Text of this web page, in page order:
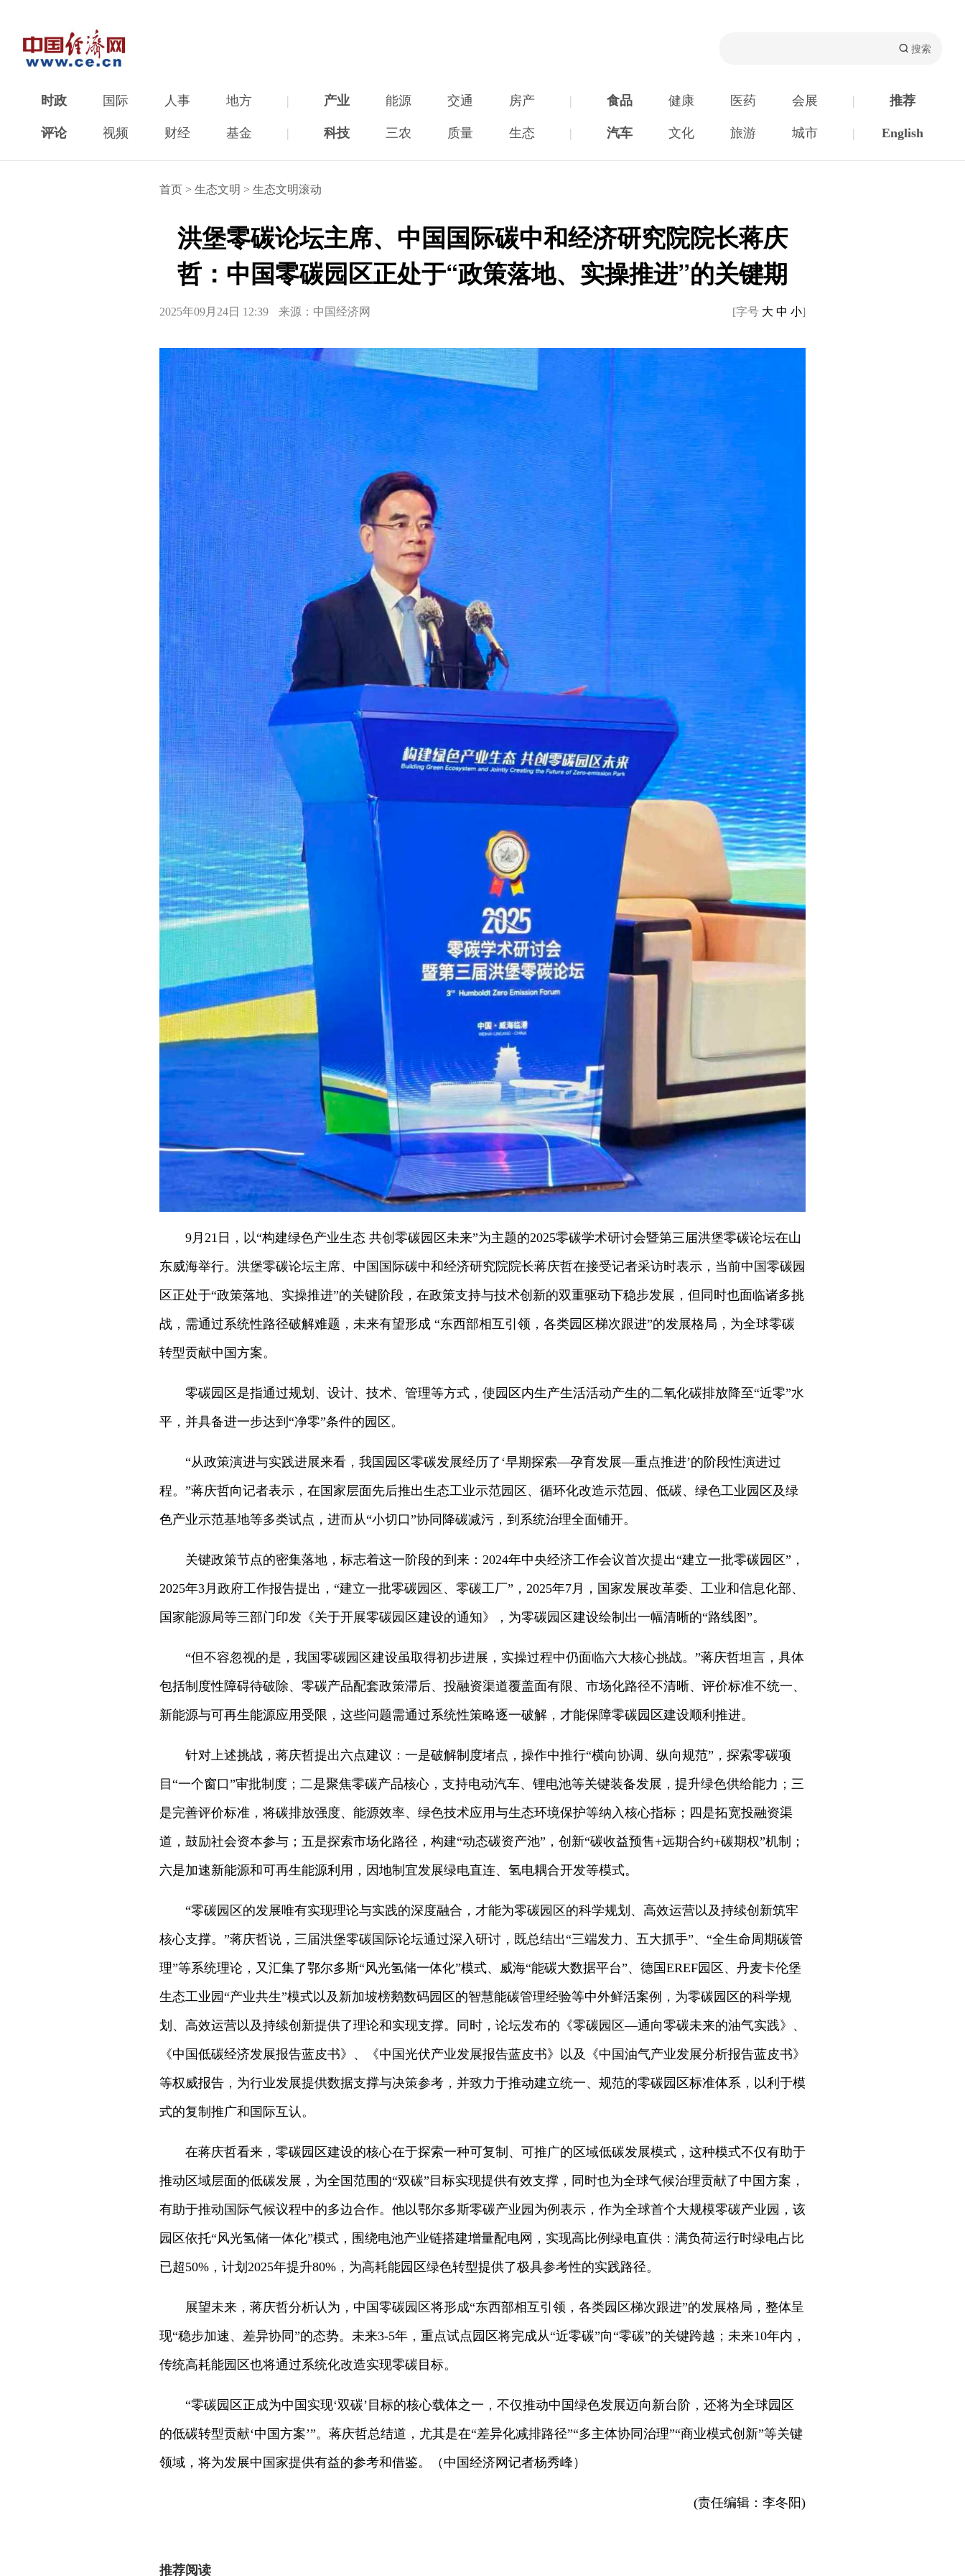
时政 国际 人事 地方 | 产业 能源 交通 房产 | 食品 健康 医药 会展 | 推荐
评论 视频 财经 基金 | 科技 三农 质量 生态 | 汽车 文化 旅游 城市 | English
首页 > 生态文明 > 生态文明滚动
洪堡零碳论坛主席、中国国际碳中和经济研究院院长蒋庆
哲：中国零碳园区正处于“政策落地、实操推进”的关键期
2025年09月24日 12:39 来源：中国经济网 [字号 大 中 小]
9月21日，以“构建绿色产业生态 共创零碳园区未来”为主题的2025零碳学术研讨会暨第三届洪堡零碳论坛在山
东威海举行。洪堡零碳论坛主席、中国国际碳中和经济研究院院长蒋庆哲在接受记者采访时表示，当前中国零碳园
区正处于“政策落地、实操推进”的关键阶段，在政策支持与技术创新的双重驱动下稳步发展，但同时也面临诸多挑
战，需通过系统性路径破解难题，未来有望形成 “东西部相互引领，各类园区梯次跟进”的发展格局，为全球零碳
转型贡献中国方案。
零碳园区是指通过规划、设计、技术、管理等方式，使园区内生产生活活动产生的二氧化碳排放降至“近零”水
平，并具备进一步达到“净零”条件的园区。
“从政策演进与实践进展来看，我国园区零碳发展经历了‘早期探索—孕育发展—重点推进’的阶段性演进过
程。”蒋庆哲向记者表示，在国家层面先后推出生态工业示范园区、循环化改造示范园、低碳、绿色工业园区及绿
色产业示范基地等多类试点，进而从“小切口”协同降碳减污，到系统治理全面铺开。
关键政策节点的密集落地，标志着这一阶段的到来：2024年中央经济工作会议首次提出“建立一批零碳园区”，
2025年3月政府工作报告提出，“建立一批零碳园区、零碳工厂”，2025年7月，国家发展改革委、工业和信息化部、
国家能源局等三部门印发《关于开展零碳园区建设的通知》，为零碳园区建设绘制出一幅清晰的“路线图”。
“但不容忽视的是，我国零碳园区建设虽取得初步进展，实操过程中仍面临六大核心挑战。”蒋庆哲坦言，具体
包括制度性障碍待破除、零碳产品配套政策滞后、投融资渠道覆盖面有限、市场化路径不清晰、评价标准不统一、
新能源与可再生能源应用受限，这些问题需通过系统性策略逐一破解，才能保障零碳园区建设顺利推进。
针对上述挑战，蒋庆哲提出六点建议：一是破解制度堵点，操作中推行“横向协调、纵向规范”，探索零碳项
目“一个窗口”审批制度；二是聚焦零碳产品核心，支持电动汽车、锂电池等关键装备发展，提升绿色供给能力；三
是完善评价标准，将碳排放强度、能源效率、绿色技术应用与生态环境保护等纳入核心指标；四是拓宽投融资渠
道，鼓励社会资本参与；五是探索市场化路径，构建“动态碳资产池”，创新“碳收益预售+远期合约+碳期权”机制；
六是加速新能源和可再生能源利用，因地制宜发展绿电直连、氢电耦合开发等模式。
“零碳园区的发展唯有实现理论与实践的深度融合，才能为零碳园区的科学规划、高效运营以及持续创新筑牢
核心支撑。”蒋庆哲说，三届洪堡零碳国际论坛通过深入研讨，既总结出“三端发力、五大抓手”、“全生命周期碳管
理”等系统理论，又汇集了鄂尔多斯“风光氢储一体化”模式、威海“能碳大数据平台”、德国EREF园区、丹麦卡伦堡
生态工业园“产业共生”模式以及新加坡榜鹅数码园区的智慧能碳管理经验等中外鲜活案例，为零碳园区的科学规
划、高效运营以及持续创新提供了理论和实现支撑。同时，论坛发布的《零碳园区—通向零碳未来的油气实践》、
《中国低碳经济发展报告蓝皮书》、《中国光伏产业发展报告蓝皮书》以及《中国油气产业发展分析报告蓝皮书》
等权威报告，为行业发展提供数据支撑与决策参考，并致力于推动建立统一、规范的零碳园区标准体系，以利于模
式的复制推广和国际互认。
在蒋庆哲看来，零碳园区建设的核心在于探索一种可复制、可推广的区域低碳发展模式，这种模式不仅有助于
推动区域层面的低碳发展，为全国范围的“双碳”目标实现提供有效支撑，同时也为全球气候治理贡献了中国方案，
有助于推动国际气候议程中的多边合作。他以鄂尔多斯零碳产业园为例表示，作为全球首个大规模零碳产业园，该
园区依托“风光氢储一体化”模式，围绕电池产业链搭建增量配电网，实现高比例绿电直供：满负荷运行时绿电占比
已超50%，计划2025年提升80%，为高耗能园区绿色转型提供了极具参考性的实践路径。
展望未来，蒋庆哲分析认为，中国零碳园区将形成“东西部相互引领，各类园区梯次跟进”的发展格局，整体呈
现“稳步加速、差异协同”的态势。未来3-5年，重点试点园区将完成从“近零碳”向“零碳”的关键跨越；未来10年内，
传统高耗能园区也将通过系统化改造实现零碳目标。
“零碳园区正成为中国实现‘双碳’ 目标的核心载体之一，不仅推动中国绿色发展迈向新台阶，还将为全球园区
的低碳转型贡献‘中国方案’”。蒋庆哲总结道，尤其是在“差异化减排路径”“多主体协同治理”“商业模式创新”等关键
领域，将为发展中国家提供有益的参考和借鉴。（中国经济网记者杨秀峰）
(责任编辑：李冬阳)
推荐阅读